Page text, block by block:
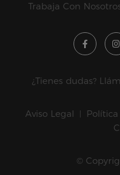
Trabaja Con
¿Tienes dudas?
©
Aviso Legal